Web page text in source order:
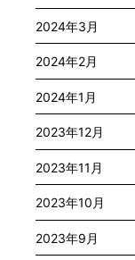
2024年3月
2024年2月
2024年1月
2023年12月
2023年11月
2023年10月
2023年9月